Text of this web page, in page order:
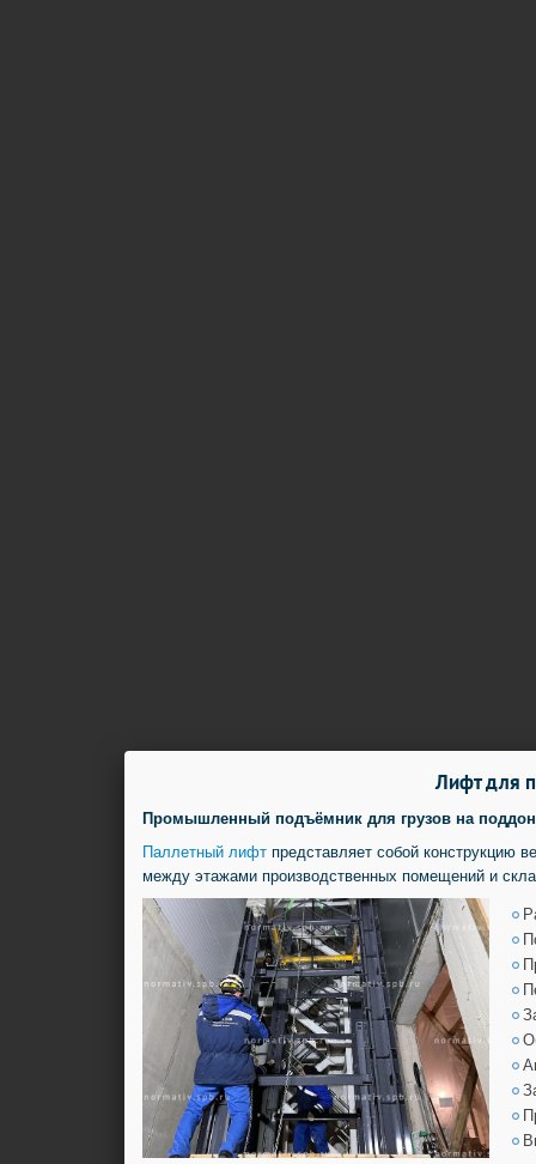
Лифт для
Промышленный подъёмник для грузов на
Паллетный лифт представляет собой конструкцию
между этажами производственных помещений и